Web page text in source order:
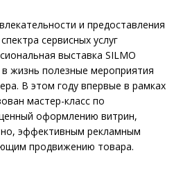
и предоставления
сервисных услуг
выставка SILMO
жизнь полезные мероприятия
В этом году впервые в рамках
мастер-класс по
оформлению витрин,
эффективным рекламным
продвижению товара.